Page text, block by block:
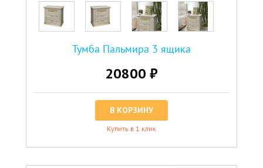
Тумба Пальмира 3 ящика
20800 ₽
В КОРЗИНУ
Купить в 1 клик